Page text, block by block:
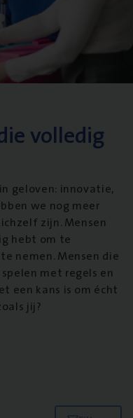
volledig
geloven: innovatie,
we nog meer
zijn. Mensen
hebt om te
nemen. Mensen die
met regels en
een kans is om écht
jij?